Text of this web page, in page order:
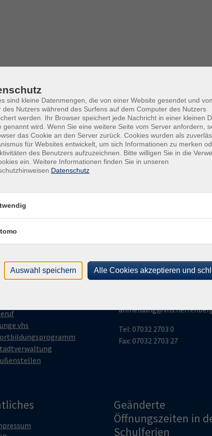
Gesellschaft
Kultur
vhs
vhs Herrenberg
Volkshochschule
Herrenberg
Tel: 07032 2703 0
Fax: 07032 2703 27
Geänderte
Öffnungszeiten in
Schulferien
sind kleine Datenmengen, die von einer Website gesendet und
des Nutzers während des Surfens auf dem Computer des Nutzers
werden. Ihr Browser speichert jede Nachricht in einer kleinen
genannt wird. Wenn Sie eine weitere Seite vom Server anfordern,
das Cookie an den Server zurück. Cookies wurden als
für Websites entwickelt, um sich Informationen zu merken
des Benutzers aufzuzeichnen. Bitte willigen Sie in die
ein. Weitere Informationen finden Sie in unseren
Datenschutz
Auswahl speichern Alle Cookies akzeptieren und